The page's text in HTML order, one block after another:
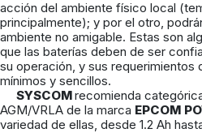
acción del ambiente físico local
principalmente); y por el otro,
ambiente no amigable. Estas son
que las baterías deben de ser
su operación, y sus requerimientos
mínimos y sencillos.
SYSCOMrecomienda
AGM/VRLA de la marca EPCOM
variedad de ellas, desde 1.2 Ah